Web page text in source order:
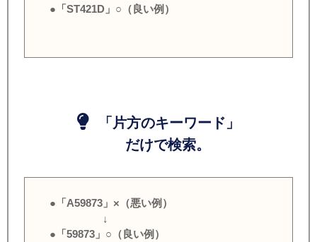
●「ST421D」○（良い例）
「片方のキーワード」
だけで検索。
●「A59873」×（悪い例）
↓
●「59873」○（良い例）